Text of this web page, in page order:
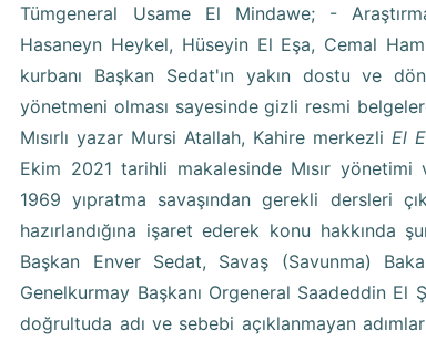
Tümgeneral Usame El Mindawe; -
Hasaneyn Heykel, Hüseyin El Eşa, Cemal
kurbanı Başkan Sedat'ın yakın dostu ve
yönetmeni olması sayesinde gizli resmi
Mısırlı yazar Mursi Atallah, Kahire merkezli El
Ekim 2021 tarihli makalesinde Mısır
1969 yıpratma savaşından gerekli dersleri
hazırlandığına işaret ederek konu hakkında
Başkan Enver Sedat, Savaş (Savunma)
Genelkurmay Başkanı Orgeneral Saadeddin El
doğrultuda adı ve sebebi açıklanmayan